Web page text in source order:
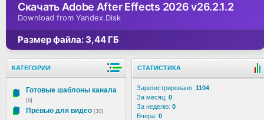
Скачать Adobe After Effects 2026 v26.2.1.2
Download from Yandex.Disk
Размер файла: 3,44 ГБ
КАТЕГОРИИ
Готовые шаблоны канала
[6]
Превью для видео [30]
СТАТИСТИКА
Зарегистрировано: 1104
За месяц: 0
За неделю: 0
Вчера: 0